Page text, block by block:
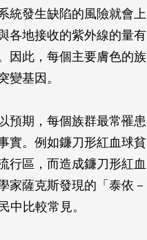
統發生缺陷的風險就會上
各地接收的紫外線的量有
因此，每個主要膚色的族
變基因。
預期，每個族群最常罹患
實。例如鐮刀形紅血球貧
行區，而造成鐮刀形紅血
家薩克斯發現的「泰依－
中比較常見。